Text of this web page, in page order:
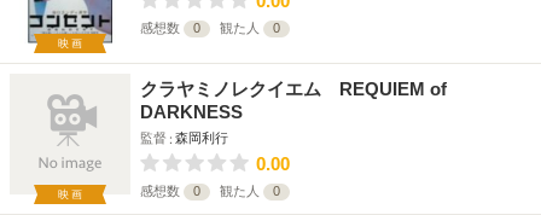
映画
感想数 0 観た人 0
映画
クラヤミノレクイエム REQUIEM of
DARKNESS
監督 森岡利行
0.00
感想数 0 観た人 0